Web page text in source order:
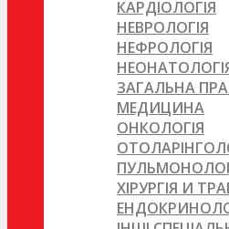
КАРДІОЛОГІЯ
НЕВРОЛОГІЯ
НЕФРОЛОГІЯ
ЗАГАЛЬНА
МЕДИЦИНА
ОНКОЛОГІЯ
ХІРУРГІЯ И